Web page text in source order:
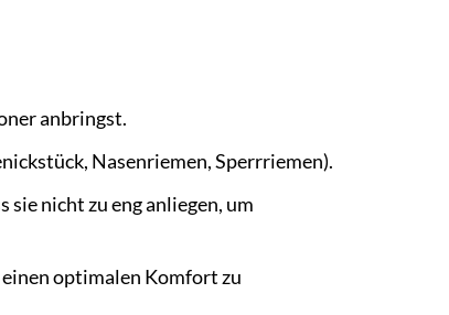
anbringst.
Nasenriemen, Sperrriemen).
sie nicht zu eng anliegen, um
einen optimalen Komfort zu